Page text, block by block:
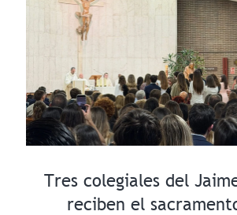
Tres colegiales del
reciben el